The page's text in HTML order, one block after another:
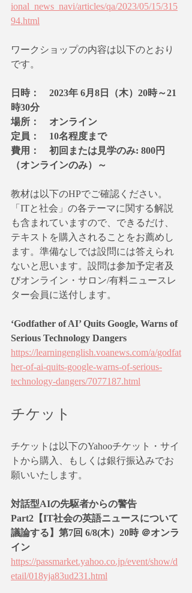
ional_news_navi/articles/qa/2023/05/15/315
94.html
ワークショップの内容は以下のとおり
です。
日時：　2023年 6月8日（木）20時～21
時30分
場所：　オンライン
定員：　10名程度まで
費用：　初回または見学のみ: 800円
（オンラインのみ）～
教材は以下のHPでご確認ください。
「ITと社会」の各テーマに関する解説
も含まれていますので、できるだけ、
テキストを購入されることをお薦めし
ます。準備なしでは設問には答えられ
ないと思います。設問は参加予定者及
びオンライン・サロン/有料ニュースレ
ター会員に送付します。
‘Godfather of AI’ Quits Google, Warns of
Serious Technology Dangers
https://learningenglish.voanews.com/a/godfat
her-of-ai-quits-google-warns-of-serious-
technology-dangers/7077187.html
チケット
チケットは以下のYahooチケット・サイ
トから購入、もしくは銀行振込みでお
願いいたします。
対話型AIの先駆者からの警告
Part2【IT社会の英語ニュースについて
議論する】第7回 6/8(木）20時 ＠オンラ
イン
https://passmarket.yahoo.co.jp/event/show/d
etail/018yja83ud231.html